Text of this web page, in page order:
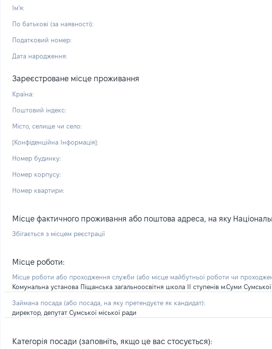
Ім'я:
По батькові (за наявності):
Податковий номер:
Дата народження:
Зареєстроване місце проживання
Країна:
Поштовий індекс:
Місто, селище чи село:
[Конфіденційна Інформація]:
Номер будинку:
Номер корпусу:
Номер квартири:
Місце фактичного проживання або поштова адреса, на яку
Збігається з місцем реєстрації
Місце роботи:
Місце роботи або проходження служби (або місце майбутньої роботи чи
Комунальна установа Піщанська загальноосвітня школа ІІ ступенів м.Суми Сумської
Займана посада (або посада, на яку претендуєте як кандидат):
директор, депутат Сумської міської ради
Категорія посади (заповніть, якщо це вас стосується):